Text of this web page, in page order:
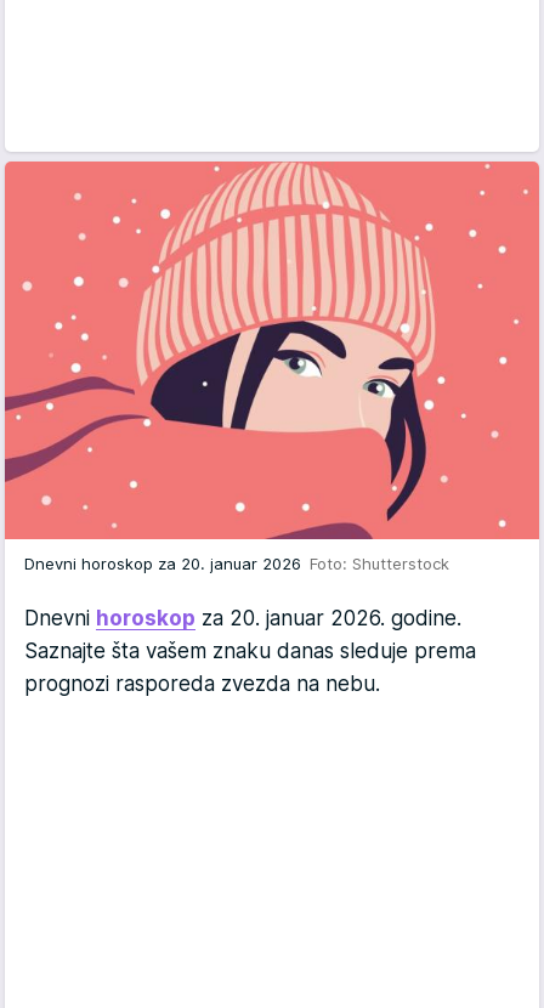
Dnevni horoskop za 20. januar 2026 Foto: Shutterstock
Dnevni horoskop za 20. januar 2026. godine.
Saznajte šta vašem znaku danas sleduje prema
prognozi rasporeda zvezda na nebu.